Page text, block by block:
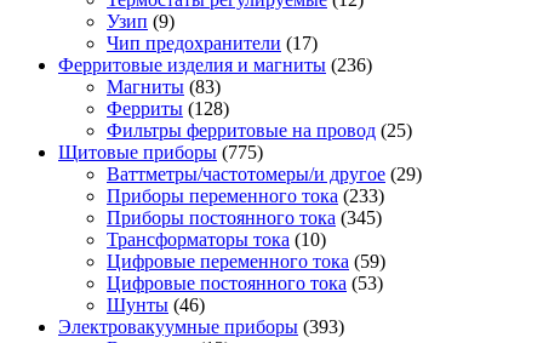
Узип (9)
Чип предохранители (17)
Ферритовые изделия и магниты (236)
Магниты (83)
Ферриты (128)
Фильтры ферритовые на провод (25)
Щитовые приборы (775)
Ваттметры/частотомеры/и другое (29)
Приборы переменного тока (233)
Приборы постоянного тока (345)
Трансформаторы тока (10)
Цифровые переменного тока (59)
Цифровые постоянного тока (53)
Шунты (46)
Электровакуумные приборы (393)